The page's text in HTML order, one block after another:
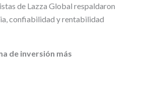
de Lazza Global respaldaron
confiabilidad y rentabilidad
de inversión más